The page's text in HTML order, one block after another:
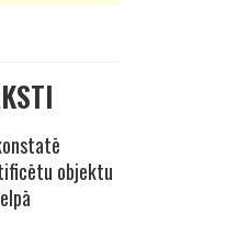
objektu